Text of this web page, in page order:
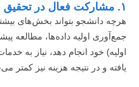
۱. مشارکت فعال در تحقیق
هرچه دانشجو بتواند بخش‌های
جمع‌آوری اولیه داده‌ها، مطالعه
اولیه) خود انجام دهد، نیاز به
یافته و در نتیجه هزینه نیز کمتر